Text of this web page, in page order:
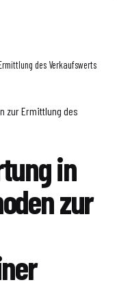
des Verkaufswerts
zur Ermittlung des
in
zur